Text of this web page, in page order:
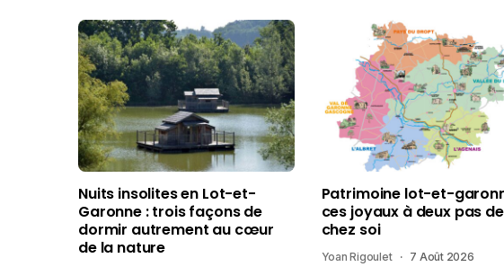
Nuits insolites en Lot-et-
Garonne : trois façons de
dormir autrement au cœur
de la nature
Patrimoine lot-et-
ces joyaux à deux pas de
chez soi
Yoan Rigoulet 7 Août 2026